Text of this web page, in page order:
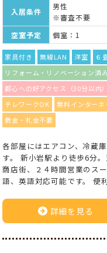
入居条件
男性
※審査不要
空室予定
個室：1
家具付き 無線LAN 洋室 ６
リフォーム・リノベーション済
都心への好アクセス（30分以内）
テレワークOK
無料インターネ
敷金・礼金不要
各部屋にはエアコン、冷蔵
す。 新小岩駅より徒歩6分
商店街、２４時間営業のス
語、英語対応可能です。 便
詳細を見る